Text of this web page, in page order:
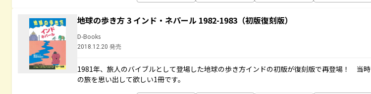
地球の歩き方 3 インド・ネパール 1982-1983（初版復刻版）
D-Books
2018.12.20 発売
1981年、旅人のバイブルとして登場した地球の歩き方インドの初版が復刻版で再登場！ 当時
の旅を思い出して欲しい1冊です。